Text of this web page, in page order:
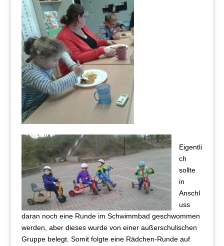
Eigentli
ch
sollte
in
Anschl
uss
daran noch eine Runde im Schwimmbad geschwommen
werden, aber dieses wurde von einer außerschulischen
Gruppe belegt. Somit folgte eine Rädchen-Runde auf